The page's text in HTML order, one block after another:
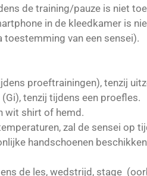
de training/pauze is niet
in de kleedkamer is
van een sensei).
proeftrainingen), tenzij
tenzij tijdens een proefles.
wit shirt of hemd.
zal de sensei
handschoenen
de les, wedstrijd, stage